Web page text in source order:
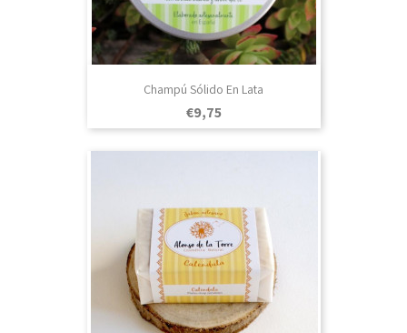
Champú Sólido En Lata
Prezo
€9,75